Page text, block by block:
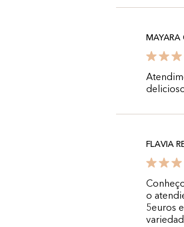
MAYARA
FLAVIA
o
5euros